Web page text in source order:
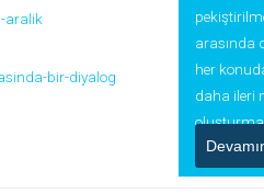
aralik
bir-diyalog
arasında
her
daha ileri